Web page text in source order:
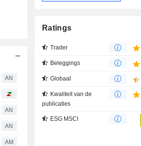
AN
AN
AN
AM
Ratings
Trader
Beleggings
Globaal
Kwaliteit van de
publicaties
ESG MSCI